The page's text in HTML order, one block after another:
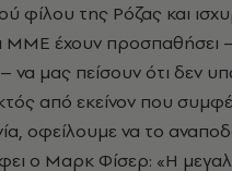
φίλου της Ρόζας και
ΜΜΕ έχουν προσπαθήσει
να μας πείσουν ότι δεν
από εκείνον που
οφείλουμε να το
ο Μαρκ Φίσερ: «Η